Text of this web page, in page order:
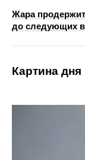
Жара
до следующих
Картина дня